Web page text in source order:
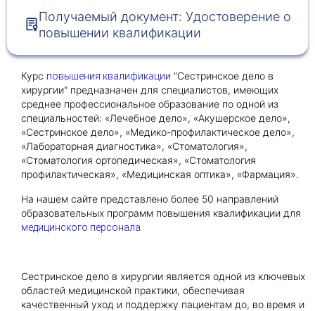
Получаемый документ: Удостоверение о
повышении квалификации
Курс повышения квалификации "Сестринское дело в
хирургии" предназначен для специалистов, имеющих
среднее профессиональное образование по одной из
специальностей: «Лечебное дело», «Акушерское дело»,
«Сестринское дело», «Медико-профилактическое дело»,
«Лабораторная диагностика», «Стоматология»,
«Стоматология ортопедическая», «Стоматология
профилактическая», «Медицинская оптика», «Фармация».
На нашем сайте представлено более 50 направлений
образовательных программ повышения квалификации для
медицинского персонала
Сестринское дело в хирургии является одной из ключевых
областей медицинской практики, обеспечивая
качественный уход и поддержку пациентам до, во время и
Приложите документы
Получить консультацию
Даю согласие наобработку персональных
данныхиe-mail рассылку
Приложите документы
Получить консультацию
обработку персональных
данных иe-mail рассылку
Получить консультацию
Даю согласие наобработку персональных
данныхиe-mail рассылку